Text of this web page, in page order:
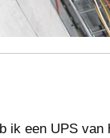
ik een UPS van